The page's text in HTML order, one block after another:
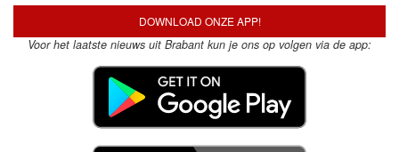
DOWNLOAD ONZE APP!
Voor het laatste nieuws uit Brabant kun je ons op volgen via de app: